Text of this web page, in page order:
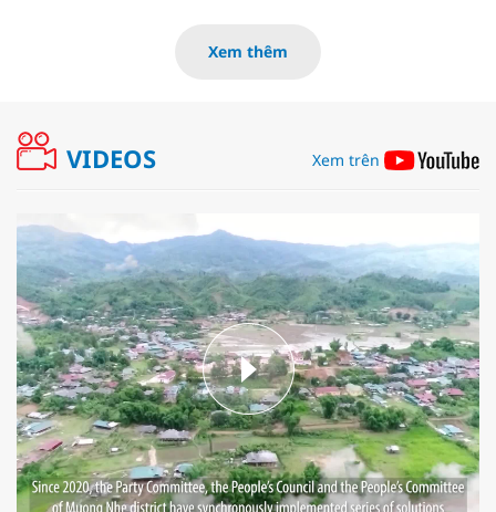
Xem thêm
VIDEOS Xem trên